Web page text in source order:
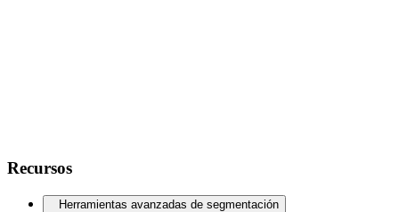
Recursos
Herramientas avanzadas de segmentación